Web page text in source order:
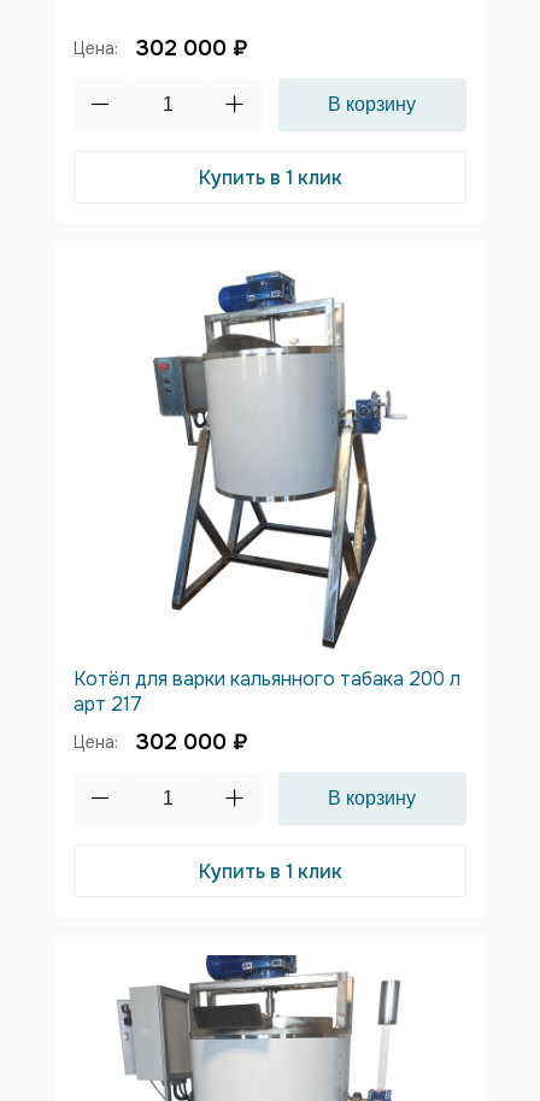
Цена: 302 000 ₽
Купить в 1 клик
Котёл для варки кальянного табака 200 л
арт 217
Цена: 302 000 ₽
Купить в 1 клик